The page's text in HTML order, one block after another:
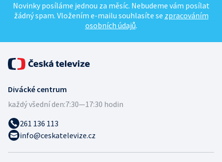
Novinky posíláme jednou za měsíc. Nebudeme vám posílat
žádný spam. Vložením e-mailu souhlasíte se zpracováním
osobních údajů.